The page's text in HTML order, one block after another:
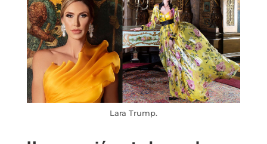
Lara Trump.